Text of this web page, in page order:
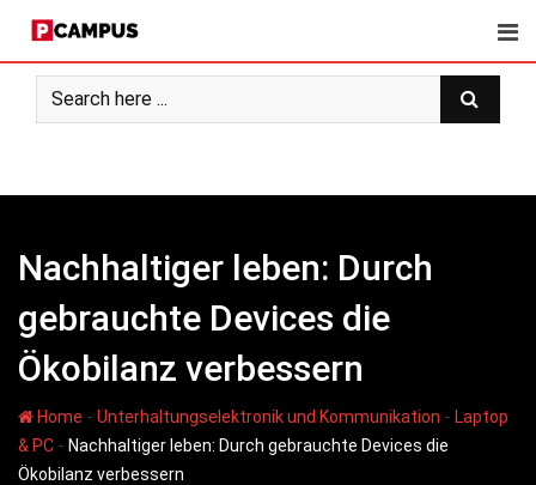
content
Nachhaltiger leben: Durch
gebrauchte Devices die
Ökobilanz verbessern
Home - Unterhaltungselektronik und Kommunikation - Laptop
& PC - Nachhaltiger leben: Durch gebrauchte Devices die
Ökobilanz verbessern